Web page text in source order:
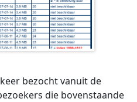
keer bezocht vanuit de
die bovenstaande